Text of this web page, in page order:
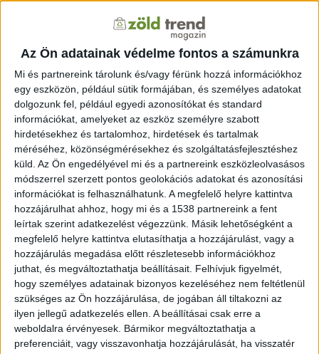
Az Ön adatainak védelme fontos a számunkra
Mi és partnereink tárolunk és/vagy férünk hozzá információkhoz
egy eszközön, például sütik formájában, és személyes adatokat
dolgozunk fel, például egyedi azonosítókat és standard
információkat, amelyeket az eszköz személyre szabott
hirdetésekhez és tartalomhoz, hirdetések és tartalmak
méréséhez, közönségmérésekhez és szolgáltatásfejlesztéshez
küld. Az Ön engedélyével mi és a partnereink eszközleolvasásos
módszerrel szerzett pontos geolokációs adatokat és azonosítási
információkat is felhasználhatunk. A megfelelő helyre kattintva
hozzájárulhat ahhoz, hogy mi és a 1538 partnereink a fent
leírtak szerint adatkezelést végezzünk. Másik lehetőségként a
megfelelő helyre kattintva elutasíthatja a hozzájárulást, vagy a
hozzájárulás megadása előtt részletesebb információkhoz
juthat, és megváltoztathatja beállításait. Felhívjuk figyelmét,
hogy személyes adatainak bizonyos kezeléséhez nem feltétlenül
szükséges az Ön hozzájárulása, de jogában áll tiltakozni az
ilyen jellegű adatkezelés ellen. A beállításai csak erre a
weboldalra érvényesek. Bármikor megváltoztathatja a
preferenciáit, vagy visszavonhatja hozzájárulását, ha visszatér
ingadozása, a pályahasználati díjak emelkedése,
valamint a munkaerőköltségek növekedése, amelyek
rontják a vasúti fuvarozók jövedelmezőségét. Az
infrastruktúra állapota és a gyakori pályazárak,
korlátozások is csökkentik a szolgáltatás
megbízhatóságát és versenyképességét. A keresleti
oldalon tavaly látványosan csökkent a külkereskedelem
volumene, miközben a szállításigényes ágazatok –
különösen az építőipar és a nehézipar – teljesítménye is
visszaesett. Ez közvetlenül mérsékelte a fuvarozási
igényeket, ami érzékenyen érintette a vasúti
áruszállítást.
A 2025-ös vasúti árufuvarozási költségindex eredményei
alapján jelezték, 2025 egészében a vasúti áruszállítás
teljesítménye – árutonnakilométerben mérve – a
korábbi évek mérséklődése után további 11 százalékkal
csökkent. Ez már nem csupán ciklikus visszaesés, hanem
strukturális problémákra is utal.
Arra is felhívták a figyelmet, hogy 2025 egészét tekintve